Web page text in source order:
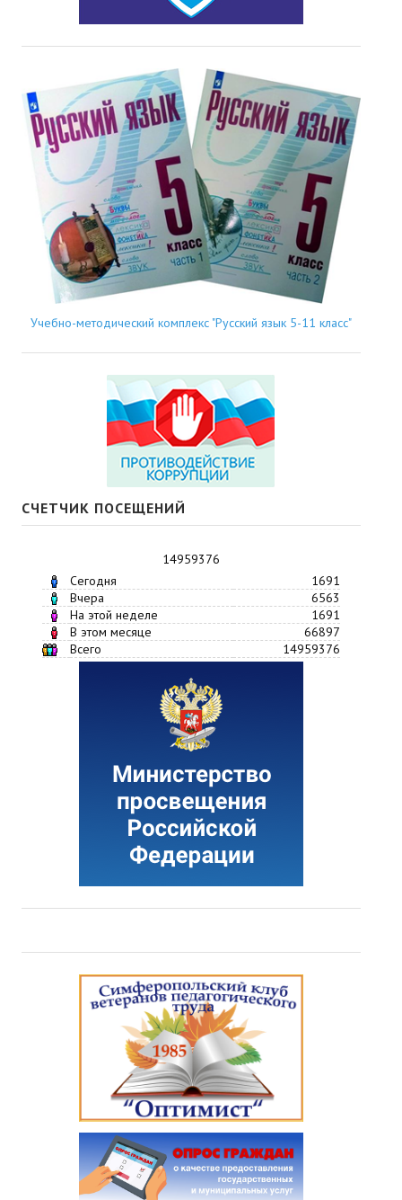
Учебно-методический комплекс "Русский язык 5-11 класс"
СЧЕТЧИК ПОСЕЩЕНИЙ
14959376
Сегодня
1691
Вчера
6563
На этой неделе
1691
В этом месяце
66897
Всего
14959376